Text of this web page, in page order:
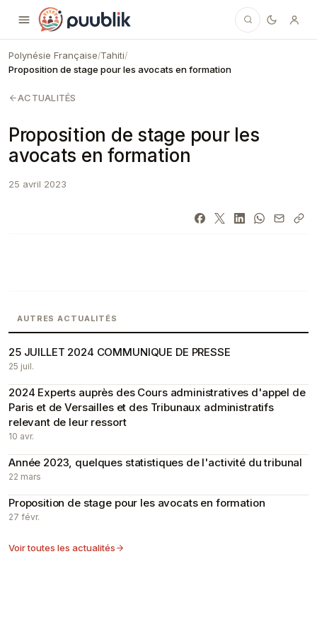
Puublik
Polynésie Française/Tahiti/
Proposition de stage pour les avocats en formation
ACTUALITÉS
Proposition de stage pour les
avocats en formation
25 avril 2023
AUTRES ACTUALITÉS
25 JUILLET 2024 COMMUNIQUE DE PRESSE
25 juil.
2024 Experts auprès des Cours administratives d'appel de
Paris et de Versailles et des Tribunaux administratifs
relevant de leur ressort
10 avr.
Année 2023, quelques statistiques de l'activité du tribunal
22 mars
Proposition de stage pour les avocats en formation
27 févr.
Voir toutes les actualités